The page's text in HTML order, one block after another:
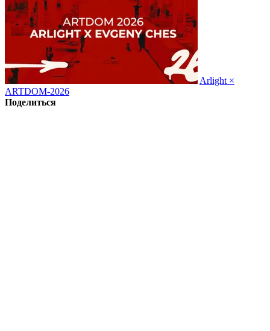
Arlight ×
ARTDOM-2026
Поделиться